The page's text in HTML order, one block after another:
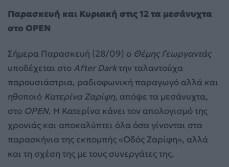
Παρασκευή και Κυριακή στις 12 τα μεσάνυχτα
στο OPEN
Σήμερα Παρασκευή (28/09) ο Θέμης Γεωργαντάς
υποδέχεται στοAfter Darkτην ταλαντούχα
παρουσιάστρια, ραδιοφωνική παραγωγό αλλά και
ηθοποιό Κατερίνα Ζαρίφη, απόψε τα μεσάνυχτα,
στο OPEN. Η Κατερίνα κάνει τον απολογισμό της
χρονιάς και αποκαλύπτει όλα όσα γίνονται στα
παρασκήνια της εκπομπής «Οδός Ζαρίφη», αλλά
και τη σχέση της με τους συνεργάτες της.